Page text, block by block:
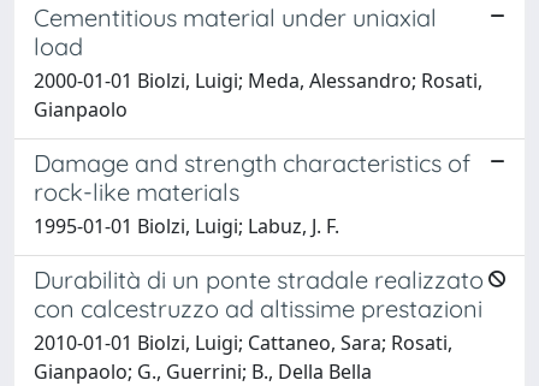
Cementitious material under uniaxial
load
2000-01-01 Biolzi, Luigi; Meda, Alessandro; Rosati,
Gianpaolo
Damage and strength characteristics of
rock-like materials
1995-01-01 Biolzi, Luigi; Labuz, J. F.
Durabilità di un ponte stradale realizzato
con calcestruzzo ad altissime prestazioni
2010-01-01 Biolzi, Luigi; Cattaneo, Sara; Rosati,
Gianpaolo; G., Guerrini; B., Della Bella